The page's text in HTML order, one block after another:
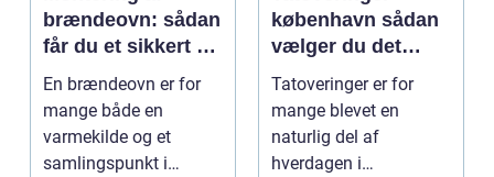
brændeovn: sådan
får du et sikkert og
smukt resultat
En brændeovn er for
mange både en
varmekilde og et
samlingspunkt i
københavn sådan
vælger du det
rigtige studie
Tatoveringer er for
mange blevet en
naturlig del af
hverdagen i